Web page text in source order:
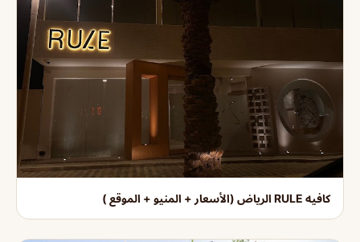
كافيه RULE الرياض (الأسعار + المنيو + الموقع )